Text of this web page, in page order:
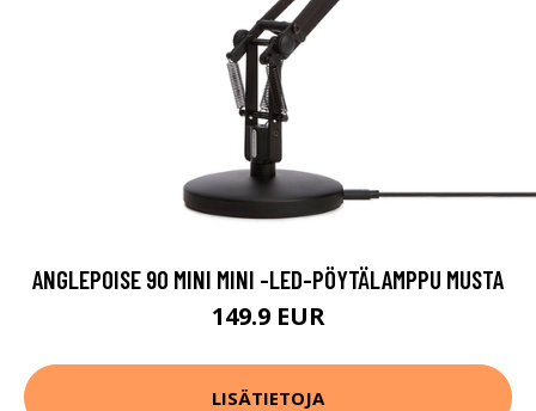
ANGLEPOISE 90 MINI MINI -LED-PÖYTÄLAMPPU MUSTA
149.9 EUR
LISÄTIETOJA